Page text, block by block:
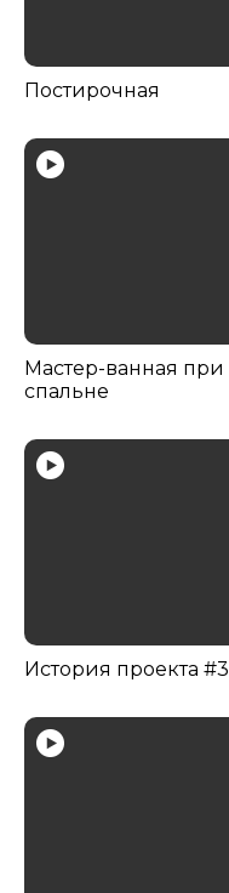
Постирочная
Мастер-ванная при
спальне
История проекта #3